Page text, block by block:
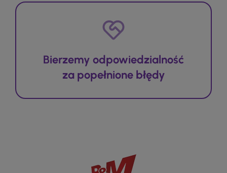
Bierzemy odpowiedzialność
za popełnione błędy